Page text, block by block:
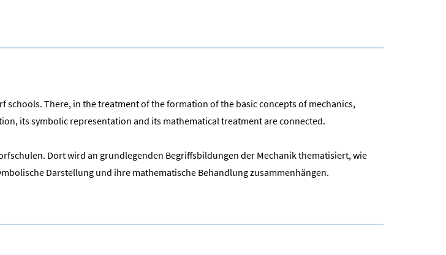
There, in the treatment of the formation of the basic concepts of mechanics,
its symbolic representation and its mathematical treatment are connected.
Dort wird an grundlegenden Begriffsbildungen der Mechanik thematisiert, wie
Darstellung und ihre mathematische Behandlung zusammenhängen.